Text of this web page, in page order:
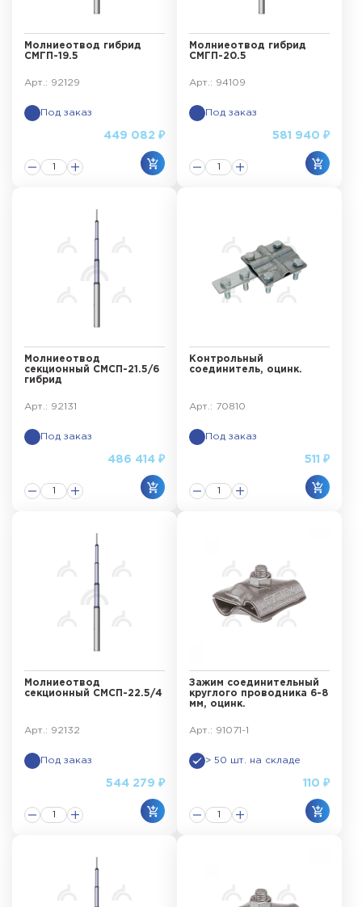
Молниеотвод гибрид
СМГП-19.5
Арт.: 92129
Под заказ
449 082 ₽
Молниеотвод гибрид
СМГП-20.5
Арт.: 94109
Под заказ
581 940 ₽
Молниеотвод
секционный СМСП-21.5/6
гибрид
Арт.: 92131
Под заказ
486 414 ₽
Контрольный
соединитель, оцинк.
Арт.: 70810
Под заказ
511 ₽
Молниеотвод
секционный СМСП-22.5/4
Арт.: 92132
Под заказ
544 279 ₽
Зажим соединительный
круглого проводника 6-8
мм, оцинк.
Арт.: 91071-1
> 50 шт. на складе
110 ₽